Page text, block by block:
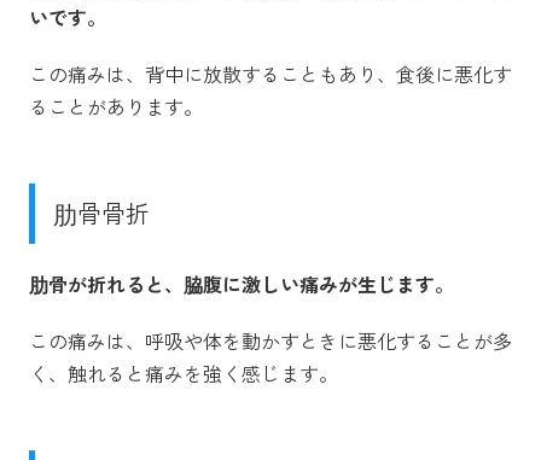
いです。
この痛みは、背中に放散することもあり、食後に悪化す
ることがあります。
肋骨骨折
肋骨が折れると、脇腹に激しい痛みが生じます。
この痛みは、呼吸や体を動かすときに悪化することが多
く、触れると痛みを強く感じます。